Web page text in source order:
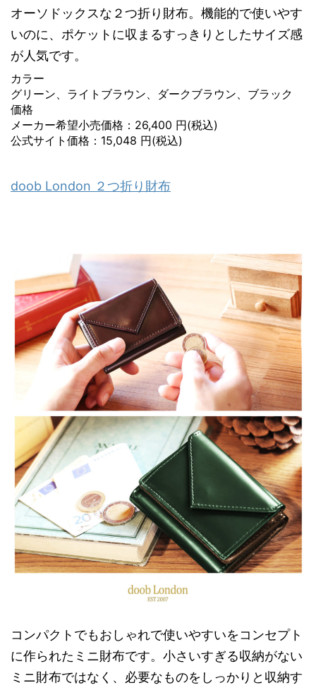
オーソドックスな２つ折り財布。機能的で使いやす
いのに、ポケットに収まるすっきりとしたサイズ感
が人気です。
カラー
グリーン、ライトブラウン、ダークブラウン、ブラック
価格
メーカー希望小売価格：26,400 円(税込)
公式サイト価格：15,048 円(税込)
doob London ２つ折り財布
コンパクトでもおしゃれで使いやすいをコンセプト
に作られたミニ財布です。小さいすぎる収納がない
ミニ財布ではなく、必要なものをしっかりと収納す